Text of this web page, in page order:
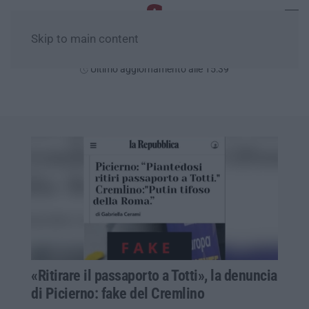
Skip to main content
Ultimo aggiornamento alle 15:39
«Ritirare il passaporto a Totti», la denuncia
di Picierno: fake del Cremlino